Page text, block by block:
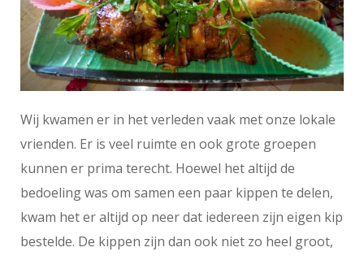
Wij kwamen er in het verleden vaak met onze lokale
vrienden. Er is veel ruimte en ook grote groepen
kunnen er prima terecht. Hoewel het altijd de
bedoeling was om samen een paar kippen te delen,
kwam het er altijd op neer dat iedereen zijn eigen kip
bestelde. De kippen zijn dan ook niet zo heel groot,